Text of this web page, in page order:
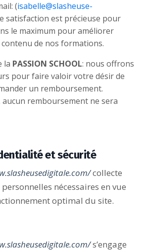
(isabelle@slasheuse-
satisfaction est précieuse pour
le maximum pour améliorer
de nos formations.
la PASSION SCHOOL: nous offrons
pour faire valoir votre désir de
un remboursement.
aucun remboursement ne sera
et sécurité
collecte
nécessaires en vue
optimal du site.
s’engage